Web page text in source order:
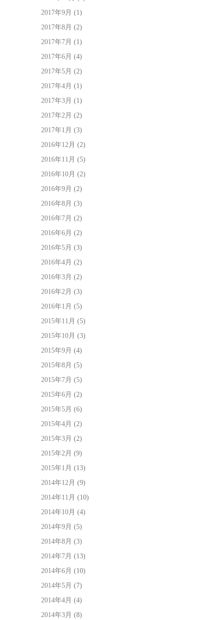
2017年9月 (1)
2017年8月 (2)
2017年7月 (1)
2017年6月 (4)
2017年5月 (2)
2017年4月 (1)
2017年3月 (1)
2017年2月 (2)
2017年1月 (3)
2016年12月 (2)
2016年11月 (5)
2016年10月 (2)
2016年9月 (2)
2016年8月 (3)
2016年7月 (2)
2016年6月 (2)
2016年5月 (3)
2016年4月 (2)
2016年3月 (2)
2016年2月 (3)
2016年1月 (5)
2015年11月 (5)
2015年10月 (3)
2015年9月 (4)
2015年8月 (5)
2015年7月 (5)
2015年6月 (2)
2015年5月 (6)
2015年4月 (2)
2015年3月 (2)
2015年2月 (9)
2015年1月 (13)
2014年12月 (9)
2014年11月 (10)
2014年10月 (4)
2014年9月 (5)
2014年8月 (3)
2014年7月 (13)
2014年6月 (10)
2014年5月 (7)
2014年4月 (4)
2014年3月 (8)